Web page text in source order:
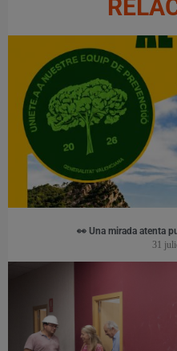
👀 Una mirada atenta
31